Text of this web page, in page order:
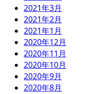
2021年3月
2021年2月
2021年1月
2020年12月
2020年11月
2020年10月
2020年9月
2020年8月